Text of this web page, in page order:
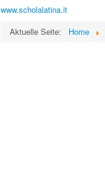
www.scholalatina.it
Aktuelle Seite:
Home